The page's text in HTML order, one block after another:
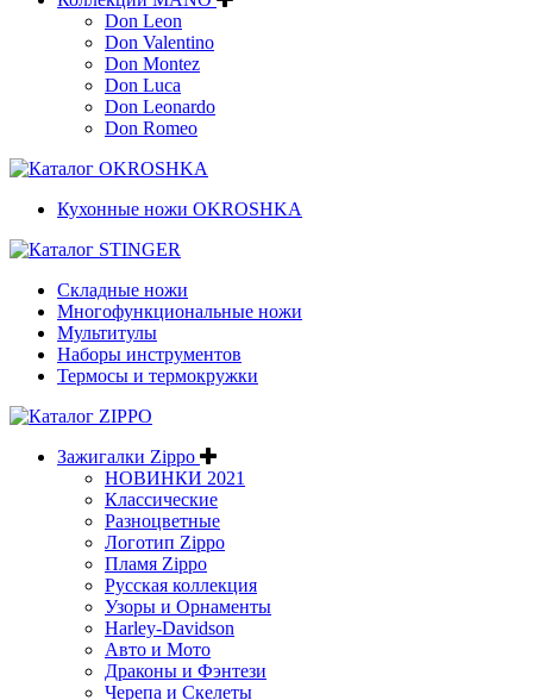
Don Leon
Don Valentino
Don Montez
Don Luca
Don Leonardo
Don Romeo
Кухонные ножи OKROSHKA
Складные ножи
Многофункциональные ножи
Мультитулы
Наборы инструментов
Термосы и термокружки
Зажигалки Zippo
НОВИНКИ 2021
Классические
Разноцветные
Логотип Zippo
Пламя Zippo
Русская коллекция
Узоры и Орнаменты
Harley-Davidson
Авто и Мото
Драконы и Фэнтези
Черепа и Скелеты